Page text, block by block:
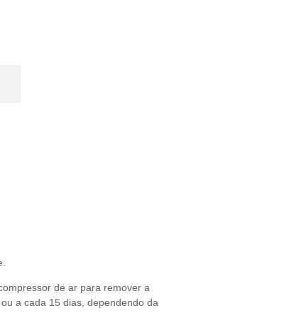
de ar para remover a
a cada 15 dias, dependendo da